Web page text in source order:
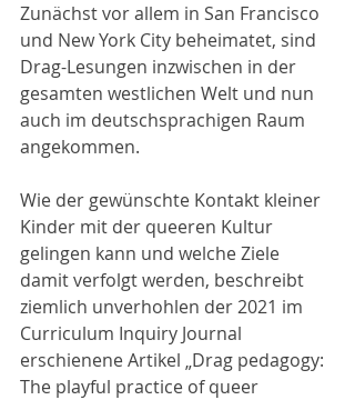
Zunächst vor allem in San Francisco
und New York City beheimatet, sind
Drag-Lesungen inzwischen in der
gesamten westlichen Welt und nun
auch im deutschsprachigen Raum
angekommen.
Wie der gewünschte Kontakt kleiner
Kinder mit der queeren Kultur
gelingen kann und welche Ziele
damit verfolgt werden, beschreibt
ziemlich unverhohlen der 2021 im
Curriculum Inquiry Journal
erschienene Artikel „Drag pedagogy:
The playful practice of queer